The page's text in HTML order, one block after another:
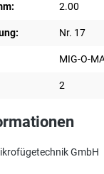
2.00
Nr. 17
MIG-O-
2
GmbH